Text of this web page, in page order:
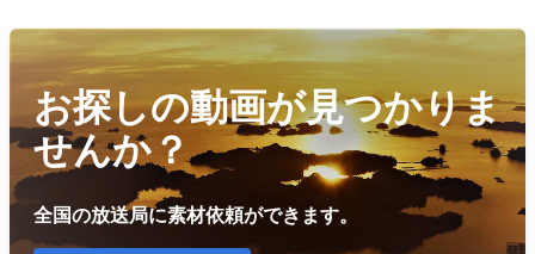
お探しの動画が見つかりま
せんか？
全国の放送局に素材依頼ができます。